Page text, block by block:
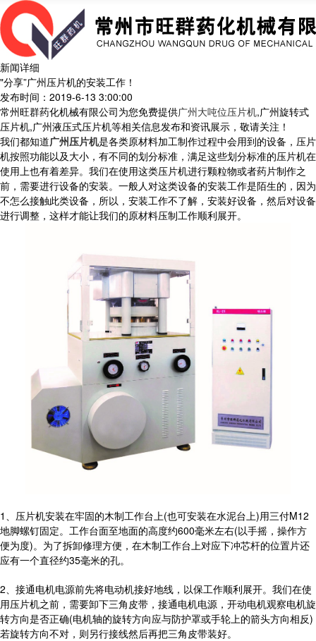
新闻详细
"分享”广州压片机的安装工作！
发布时间：2019-6-13 3:00:00
常州旺群药化机械有限公司为您免费提供广州大吨位压片机,广州旋转式
压片机,广州液压式压片机等相关信息发布和资讯展示，敬请关注！
我们都知道广州压片机是各类原材料加工制作过程中会用到的设备，压片
机按照功能以及大小，有不同的划分标准，满足这些划分标准的压片机在
使用上也有着差异。我们在使用这类压片机进行颗粒物或者药片制作之
前，需要进行设备的安装。一般人对这类设备的安装工作是陌生的，因为
不怎么接触此类设备，所以，安装工作不了解，安装好设备，然后对设备
进行调整，这样才能让我们的原材料压制工作顺利展开。
1、压片机安装在牢固的木制工作台上(也可安装在水泥台上)用三付M12
地脚螺钉固定。工作台面至地面的高度约600毫米左右(以手摇，操作方
便为度)。为了拆卸修理方便，在木制工作台上对应下冲芯杆的位置片还
应有一个直径约35毫米的孔。
2、接通电机电源前先将电动机接好地线，以保工作顺利展开。我们在使
用压片机之前，需要卸下三角皮带，接通电机电源，开动电机观察电机旋
转方向是否正确(电机轴的旋转方向应与防护罩或手轮上的箭头方向相反)
若旋转方向不对，则另行接线然后再把三角皮带装好。